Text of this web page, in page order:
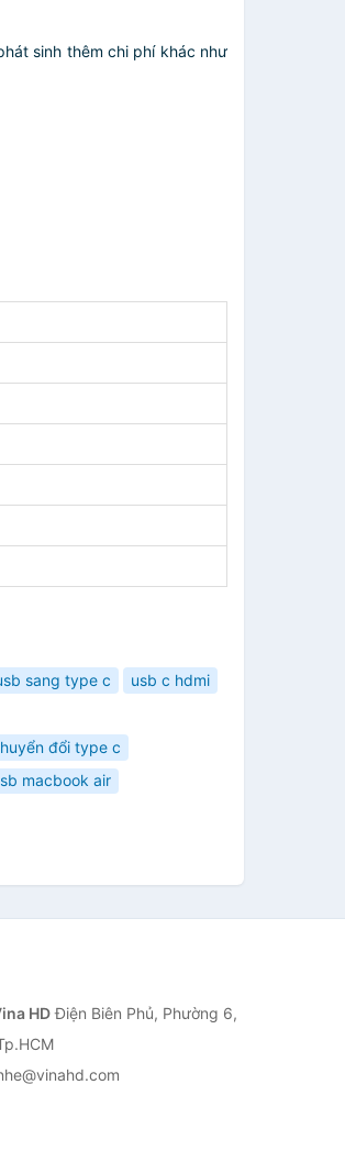
sinh thêm chi phí khác như
sang type c
usb c hdmi
đổi type c
macbook air
HDĐiện Biên Phủ, Phường 6,